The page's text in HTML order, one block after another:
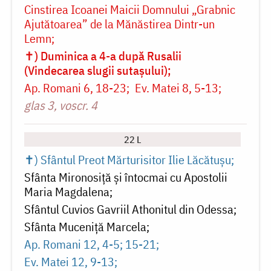
Cinstirea Icoanei Maicii Domnului „Grabnic
Ajutătoarea” de la Mănăstirea Dintr-un
Lemn
✝) Duminica a 4-a după Rusalii
(Vindecarea slugii sutașului)
Ap. Romani 6, 18-23 Ev. Matei 8, 5-13
glas 3, voscr. 4
22 L
✝) Sfântul Preot Mărturisitor Ilie Lăcătușu
Sfânta Mironosiță și întocmai cu Apostolii
Maria Magdalena
Sfântul Cuvios Gavriil Athonitul din Odessa
Sfânta Muceniță Marcela
Ap. Romani 12, 4-5; 15-21
Ev. Matei 12, 9-13